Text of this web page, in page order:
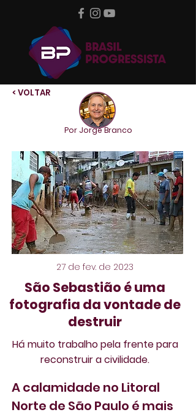
< VOLTAR
Por Jorge Branco
27 de fev. de 2023
São Sebastião é uma
fotografia da vontade de
destruir
Há muito trabalho pela frente para
reconstruir a civilidade.
A calamidade no Litoral
Norte de São Paulo é mais